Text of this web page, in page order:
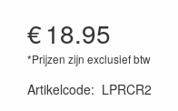
€18.95
*Prijzen zijn exclusief btw
Artikelcode: LPRCR2